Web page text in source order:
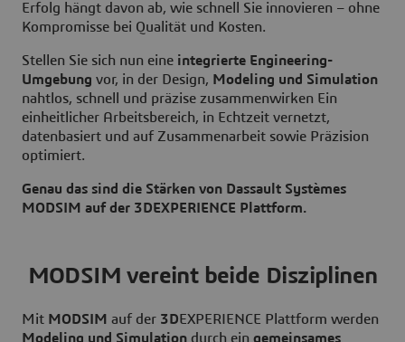
Erfolg hängt davon ab, wie schnell Sie innovieren – ohne
Kompromisse bei Qualität und Kosten.
Stellen Sie sich nun eine integrierte Engineering-
Umgebung vor, in der Design, Modeling und Simulation
nahtlos, schnell und präzise zusammenwirken Ein
einheitlicher Arbeitsbereich, in Echtzeit vernetzt,
datenbasiert und auf Zusammenarbeit sowie Präzision
optimiert.
Genau das sind die Stärken von Dassault Systèmes
MODSIM auf der 3DEXPERIENCE Plattform.
MODSIM vereint beide Disziplinen
Mit MODSIM auf der 3DEXPERIENCE Plattform werden
Modeling und Simulation durch ein gemeinsames